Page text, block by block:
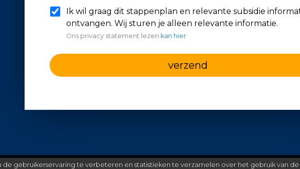
Ik wil graag dit stappenplan en relevante subsidie
ontvangen. Wij sturen je alleen relevante informatie.
Ons privacy statement lezen kan hier
verzend
gebruikerservaring te verbeteren en statistieken te verzamelen over het gebruik van